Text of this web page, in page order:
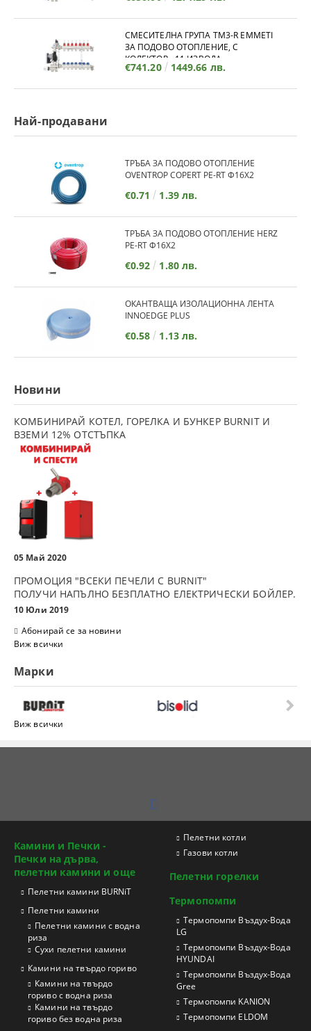
СМЕСИТЕЛНА ГРУПА TM3-R EMMETI
ЗА ПОДОВО ОТОПЛЕНИЕ, С
КОЛЕКТОР - 11 ИЗВОДА
€741.20 1449.66 лв.
Най-продавани
ТРЪБА ЗА ПОДОВО ОТОПЛЕНИЕ
OVENTROP COPERT PE-RT Ф16Х2
€0.71 1.39 лв.
ТРЪБА ЗА ПОДОВО ОТОПЛЕНИЕ HERZ
PE-RT Ф16Х2
€0.92 1.80 лв.
ОКАНТВАЩА ИЗОЛАЦИОННА ЛЕНТА
INNOEDGE PLUS
€0.58 1.13 лв.
Новини
КОМБИНИРАЙ КОТЕЛ, ГОРЕЛКА И БУНКЕР BURNIT И
ВЗЕМИ 12% ОТСТЪПКА
05 Май 2020
ПРОМОЦИЯ "ВСЕКИ ПЕЧЕЛИ С BURNIT"
ПОЛУЧИ НАПЪЛНО БЕЗПЛАТНО ЕЛЕКТРИЧЕСКИ БОЙЛЕР.
10 Юли 2019
Абонирай се за новини
Виж всички
Марки
Виж всички
Камини и Печки -
Печки на дърва,
пелетни камини и още
Пелетни камини BURNiT
Пелетни камини
Пелетни камини с водна
риза
Сухи пелетни камини
Камини на твърдо гориво
Камини на твърдо
гориво с водна риза
Камини на твърдо
гориво без водна риза
Пелетни котли
Газови котли
Пелетни горелки
Термопомпи
Tермопомпи Въздух-Вода
LG
Термопомпи Въздух-Вода
HYUNDAI
Термопомпи Въздух-Вода
Gree
Термопомпи KANION
Термопомпи ELDOM